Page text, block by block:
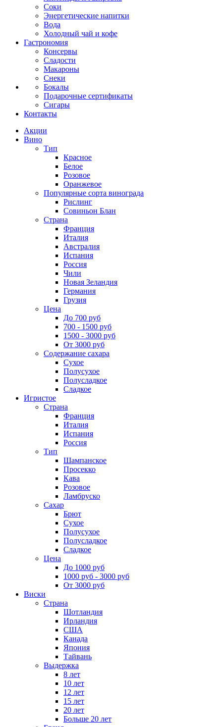
Соки
Энергетические напитки
Вода
Холодный чай и кофе
Гастрономия
Консервы
Сладости
Макароны
Снеки
Бокалы
Подарочные сертификаты
Сигары
Контакты
Акции
Вино
Тип
Красное
Белое
Розовое
Оранжевое
Популярные сорта винограда
Рислинг
Совиньон Блан
Страна
Франция
Италия
Австралия
Испания
Россия
Чили
Новая Зеландия
Германия
Грузия
Цена
До 700 руб
700 - 1500 руб
1500 - 3000 руб
От 3000 руб
Содержание сахара
Сухое
Полусухое
Полусладкое
Сладкое
Игристое
Страна
Франция
Италия
Испания
Россия
Тип
Шампанское
Просекко
Кава
Розовое
Ламбруско
Сахар
Брют
Сухое
Полусухое
Полусладкое
Сладкое
Цена
До 1000 руб
1000 руб - 3000 руб
От 3000 руб
Виски
Страна
Шотландия
Ирландия
США
Канада
Япония
Тайвань
Выдержка
8 лет
10 лет
12 лет
15 лет
20 лет
Больше 20 лет